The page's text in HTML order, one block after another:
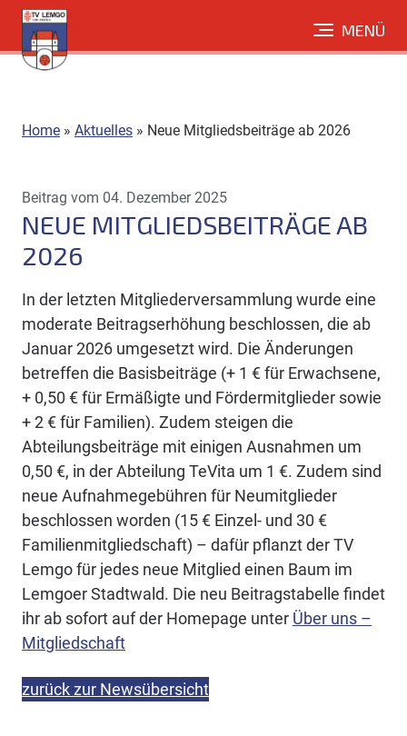
Direkt
zum
Inhalt
MENÜ
Home » Aktuelles » Neue Mitgliedsbeiträge ab 2026
Beitrag vom 04. Dezember 2025
NEUE MITGLIEDSBEITRÄGE AB
2026
In der letzten Mitgliederversammlung wurde eine
moderate Beitragserhöhung beschlossen, die ab
Januar 2026 umgesetzt wird. Die Änderungen
betreffen die Basisbeiträge (+ 1 € für Erwachsene,
+ 0,50 € für Ermäßigte und Fördermitglieder sowie
+ 2 € für Familien). Zudem steigen die
Abteilungsbeiträge mit einigen Ausnahmen um
0,50 €, in der Abteilung TeVita um 1 €. Zudem sind
neue Aufnahmegebühren für Neumitglieder
beschlossen worden (15 € Einzel- und 30 €
Familienmitgliedschaft) – dafür pflanzt der TV
Lemgo für jedes neue Mitglied einen Baum im
Lemgoer Stadtwald. Die neu Beitragstabelle findet
ihr ab sofort auf der Homepage unter Über uns –
Mitgliedschaft
zurück zur Newsübersicht